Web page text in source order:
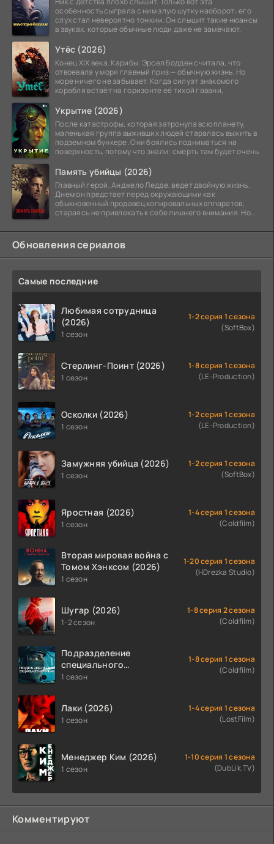
особенность сыграла с ним злую шутку наоборот: его
слух стал невероятно тонким. Он слышит такие нюансы
в звуках, которые обычные люди даже не замечают.
Утёс (2026)
Конец XIX века. Карибы. Эрсел Бодден считала, что
отвоевала у моря главный приз — обычную жизнь. Но
море ничего не забывает. Когда силуэт знакомого
корабля встаёт на горизонте её тихой гавани,
Укрытие (2026)
После катастрофы, которая затронула всю планету,
маленькая группа выживших людей старалась выжить в
подземном бункере. Они боялись подниматься на
поверхность, потому что знали: смерть там будет очень
Память убийцы (2026)
Главный герой, Анджело Ледде, ведет двойную жизнь.
Днем он предстает перед окружающими как
обыкновенный продавец копировальных аппаратов,
стараясь не привлекать к себе лишнего внимания. Но
Обновления сериалов
Самые последние
Любимая сотрудница
(2026)
1 сезон
1-2 серия 1 сезона
(SoftBox)
Стерлинг-Поинт (2026)
1 сезон
1-8 серия 1 сезона
(LE-Production)
Осколки (2026)
1 сезон
1-2 серия 1 сезона
(LE-Production)
Замужняя убийца (2026)
1 сезон
1-2 серия 1 сезона
(SoftBox)
Яростная (2026)
1 сезон
1-4 серия 1 сезона
(Coldfilm)
Вторая мировая война с
Томом Хэнксом (2026)
1 сезон
1-20 серия 1 сезона
(HDrezka Studio)
Шугар (2026)
1-2 сезон
1-8 серия 2 сезона
(Coldfilm)
Подразделение
специального
назначения (2026)
1 сезон
1-8 серия 1 сезона
(Coldfilm)
Лаки (2026)
1 сезон
1-4 серия 1 сезона
(LostFilm)
Менеджер Ким (2026)
1 сезон
1-10 серия 1 сезона
(DubLik.TV)
Комментируют